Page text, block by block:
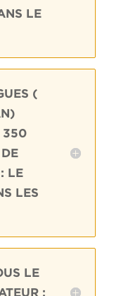
LE
(
350
LE
LES
LE
: